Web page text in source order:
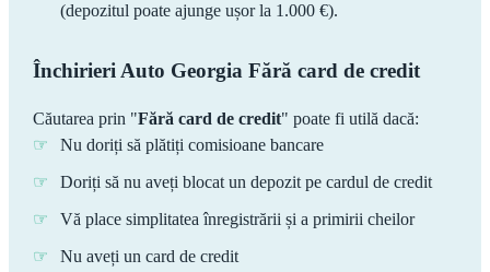
(depozitul poate ajunge ușor la 1.000 €).
Închirieri Auto Georgia Fără card de credit
Căutarea prin "Fără card de credit" poate fi utilă dacă:
Nu doriți să plătiți comisioane bancare
Doriți să nu aveți blocat un depozit pe cardul de credit
Vă place simplitatea înregistrării și a primirii cheilor
Nu aveți un card de credit